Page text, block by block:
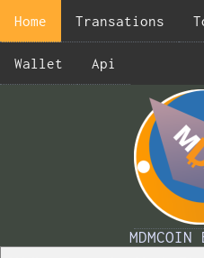
Home Transations
Wallet Api